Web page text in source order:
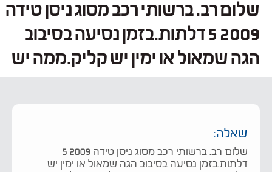
שלום רב. ברשותי רכב מסוג ניסן טידה
2009 5 דלתות.בזמן נסיעה בסיבוב
הגה שמאול או ימין יש קליק.ממה יש
שאלה:
שלום רב. ברשותי רכב מסוג ניסן טידה 2009 5
דלתות.בזמן נסיעה בסיבוב הגה שמאול או ימין יש